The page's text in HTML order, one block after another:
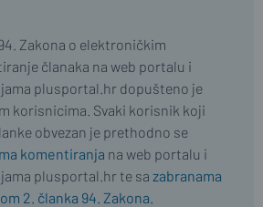
Zakona o elektroničkim
članaka na web portalu i
plusportal.hr dopušteno je
korisnicima. Svaki korisnik koji
obvezan je prethodno se
komentiranja na web portalu i
plusportal.hr te sa zabranama
2. članka 94. Zakona.